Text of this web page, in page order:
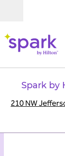
Spark by
210 NW